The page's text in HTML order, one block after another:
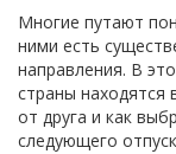
Многие путают
ними есть
направления. В
страны находятся
от друга и как
следующего